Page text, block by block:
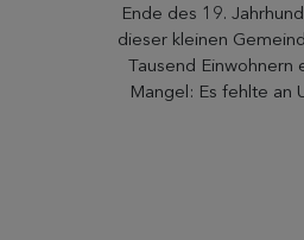
Ende des 19.
dieser kleinen
Tausend Einwohnern
Mangel: Es fehlte an